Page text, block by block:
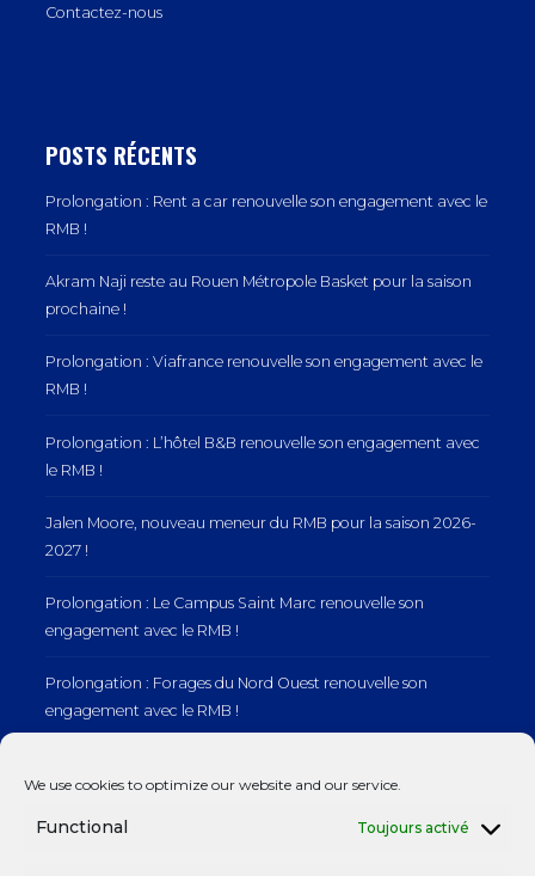
We use cookies to optimize our website and our service.
Functional Toujours activé
Contactez-nous
POSTS RÉCENTS
Prolongation : Rent a car renouvelle son engagement avec le
RMB !
Akram Naji reste au Rouen Métropole Basket pour la saison
prochaine !
Prolongation : Viafrance renouvelle son engagement avec le
RMB !
Prolongation : L’hôtel B&B renouvelle son engagement avec
le RMB !
Jalen Moore, nouveau meneur du RMB pour la saison 2026-
2027 !
Prolongation : Le Campus Saint Marc renouvelle son
engagement avec le RMB !
Prolongation : Forages du Nord Ouest renouvelle son
engagement avec le RMB !
engagement avec le RMB !